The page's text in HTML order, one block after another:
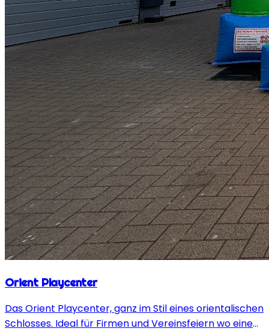
Orient Playcenter
Das Orient Playcenter, ganz im Stil eines orientalischen
Schlosses. Ideal für Firmen und Vereinsfeiern wo eine